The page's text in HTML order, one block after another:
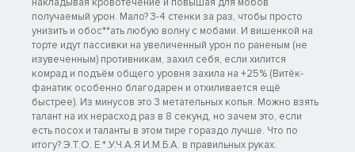
получаемый урон. Мало? 3-4 стенки за раз, чтобы просто
унизить и обос**ать любую волну с мобами. И вишенкой на
торте идут пассивки на увеличенный урон по раненым (не
изувеченным) противникам, захил себя, если хилится
комрад и подъём общего уровня захила на +25% (Витёк-
фанатик особенно благодарен и отхиливается ещё
быстрее). Из минусов это 3 метательных копья. Можно взять
талант на их нерасход раз в 8 секунд, но зачем это, если
есть посох и таланты в этом тире гораздо лучше. Что по
итогу? Э.Т.О. Е.*.У.Ч.А.Я И.М.Б.А. в правильных руках.